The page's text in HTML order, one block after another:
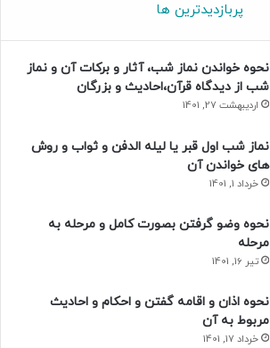
پربازدیدترین ها
نحوه خواندن نماز شب، آثار و برکات آن و نماز
شب از دیدگاه قرآن،احادیث و بزرگان
اردیبهشت 27, 1401
نماز شب اول قبر یا لیله الدفن و ثواب و روش
های خواندن آن
خرداد 1, 1401
نحوه وضو گرفتن بصورت کامل و مرحله به
مرحله
تیر 16, 1401
نحوه اذان و اقامه گفتن و احکام و احادیث
مربوط به آن
خرداد 17, 1401